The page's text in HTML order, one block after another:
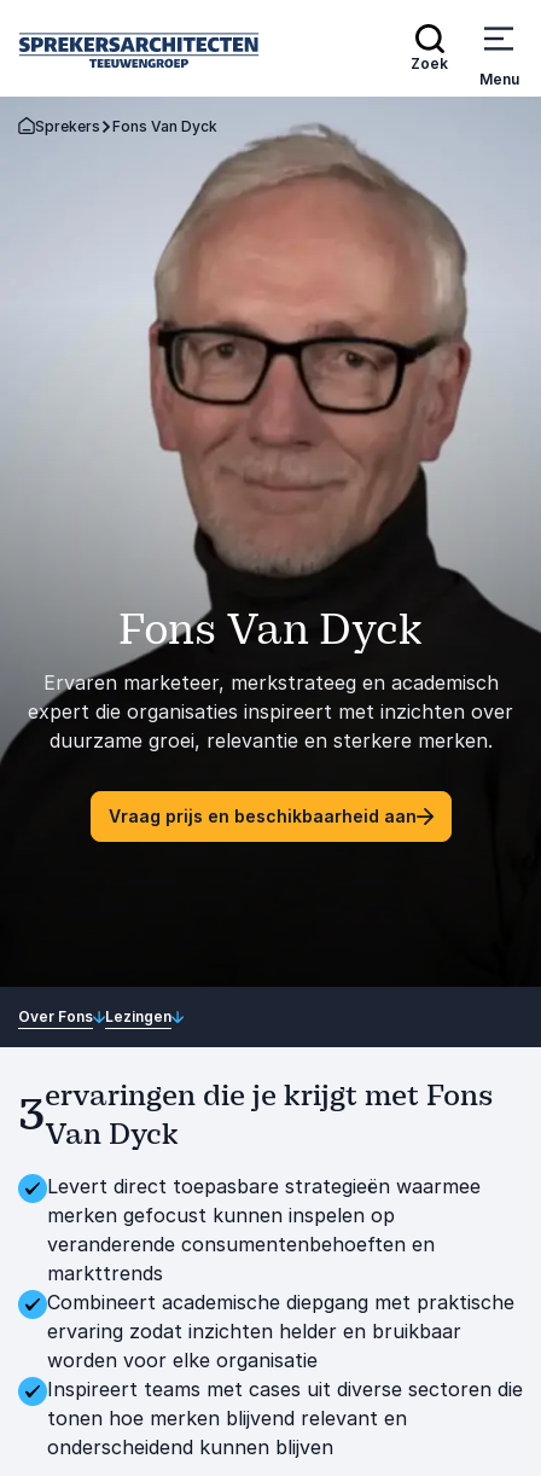
Zoek
Menu
Terug naar de startpagina
Sprekers Fons Van Dyck
Fons Van Dyck
Ervaren marketeer, merkstrateeg en academisch
expert die organisaties inspireert met inzichten over
duurzame groei, relevantie en sterkere merken.
Vraag prijs en beschikbaarheid aan
Over Fons Lezingen
3ervaringen die je krijgt met Fons
Van Dyck
Levert direct toepasbare strategieën waarmee
merken gefocust kunnen inspelen op
veranderende consumentenbehoeften en
markttrends
Combineert academische diepgang met praktische
ervaring zodat inzichten helder en bruikbaar
worden voor elke organisatie
Inspireert teams met cases uit diverse sectoren die
tonen hoe merken blijvend relevant en
onderscheidend kunnen blijven